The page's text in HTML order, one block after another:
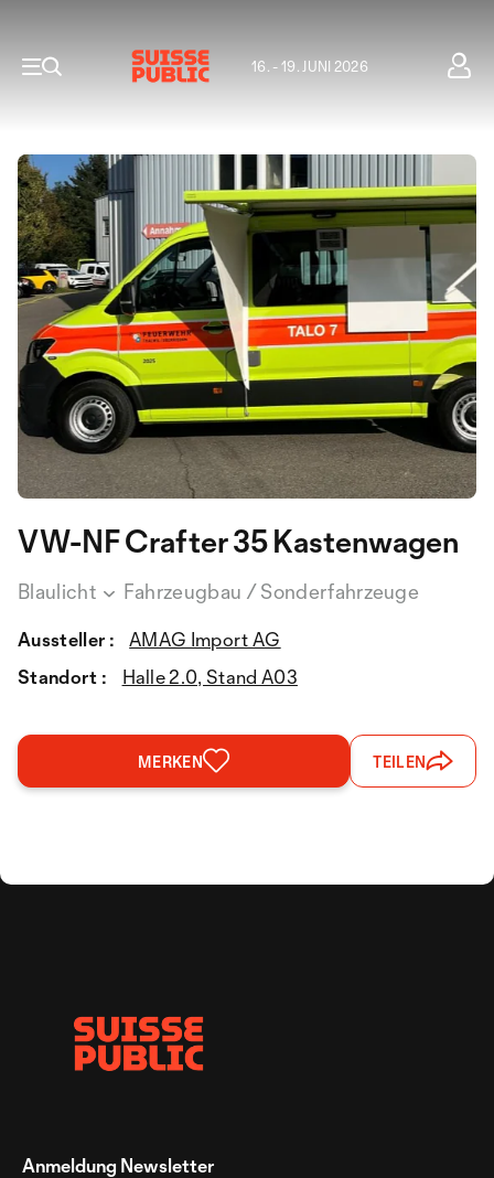
16. - 19. JUNI 2026
VW-NF Crafter 35 Kastenwagen
Blaulicht Fahrzeugbau / Sonderfahrzeuge
Aussteller :
AMAG Import AG
Standort :
Halle 2.0, Stand A03
MERKEN TEILEN
Anmeldung Newsletter